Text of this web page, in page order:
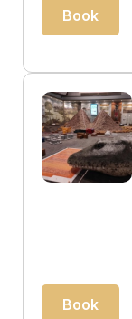
Book
Book